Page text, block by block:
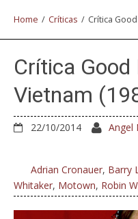
Home / Críticas / Crítica
Crítica
Vietnam
22/10/2014
Angel
Adrian Cronauer, Barry
Whitaker, Motown, Robin